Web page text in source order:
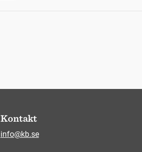
Kontakt
info@kb.se